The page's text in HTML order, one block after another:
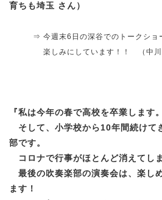
育ちも埼玉 さん）
⇒ 今週末6日の深谷でのトークショ
楽しみにしています！！
（中川
『私は今年の春で高校を卒業します。
そして、小学校から10年間続けて
部です。
コロナで行事がほとんど消えてし
最後の吹奏楽部の演奏会は、楽し
ます！